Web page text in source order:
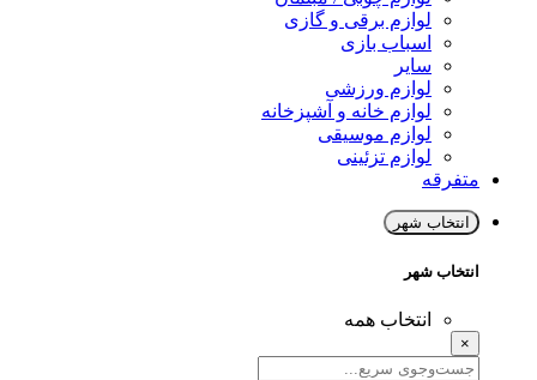
لوازم برقی و گازی
اسباب بازی
سایر
لوازم ورزشی
لوازم خانه و آشپزخانه
لوازم موسیقی
لوازم تزئینی
متفرقه
انتخاب شهر
انتخاب شهر
انتخاب همه
×